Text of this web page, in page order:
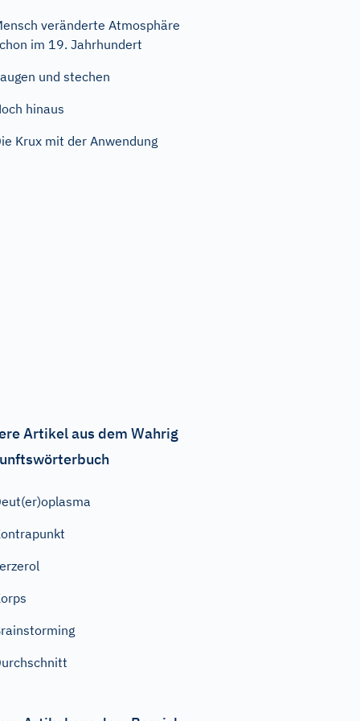
veränderte Atmosphäre
im 19. Jahrhundert
und stechen
hinaus
Krux mit der Anwendung
Artikel aus dem Wahrig